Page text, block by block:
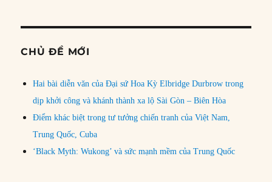
CHỦ ĐỀ MỚI
Hai bài diễn văn của Đại sứ Hoa Kỳ Elbridge Durbrow trong
dịp khởi công và khánh thành xa lộ Sài Gòn – Biên Hòa
Điểm khác biệt trong tư tưởng chiến tranh của Việt Nam,
Trung Quốc, Cuba
‘Black Myth: Wukong’ và sức mạnh mềm của Trung Quốc